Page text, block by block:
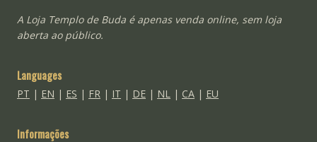
A Loja Templo de Buda é apenas venda online, sem loja
aberta ao público.
Languages
PT | EN | ES | FR| IT | DE| NL| CA| EU
Informações